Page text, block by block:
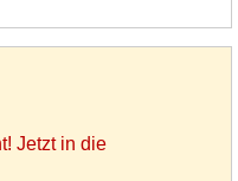
Jetzt in die